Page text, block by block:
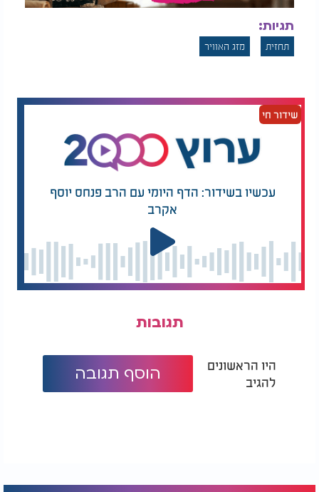
תגיות:
תחזית מזג האוויר
שידור חי
עכשיו בשידור: הדף היומי עם הרב פנחס יוסף
אקרב
תגובות
היו הראשונים
להגיב
הוסף תגובה